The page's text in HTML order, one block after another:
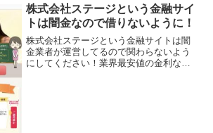
株式会社ステージという金融サイ
トは闇金なので借りないように！
株式会社ステージという金融サイトは闇
金業者が運営してるので関わらないよう
にしてください！業界最安値の金利なら